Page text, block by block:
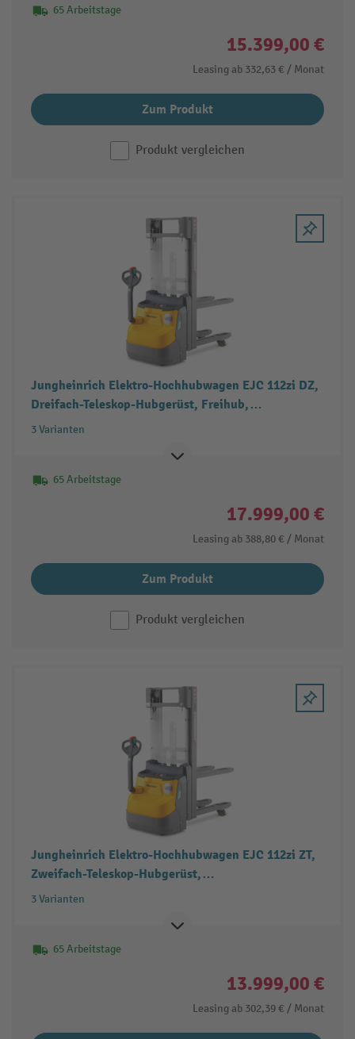
65 Arbeitstage
15.399,00 €
Leasing ab 332,63 € / Monat
Zum Produkt
Produkt vergleichen
Jungheinrich Elektro-Hochhubwagen EJC 112zi DZ,
Dreifach-Teleskop-Hubgerüst, Freihub,
Tragfähigkeit 1.200 kg
3 Varianten
65 Arbeitstage
17.999,00 €
Leasing ab 388,80 € / Monat
Zum Produkt
Produkt vergleichen
Jungheinrich Elektro-Hochhubwagen EJC 112zi ZT,
Zweifach-Teleskop-Hubgerüst,
Doppelstockfunktion, Tragfähigkeit 1.200 kg
3 Varianten
65 Arbeitstage
13.999,00 €
Leasing ab 302,39 € / Monat